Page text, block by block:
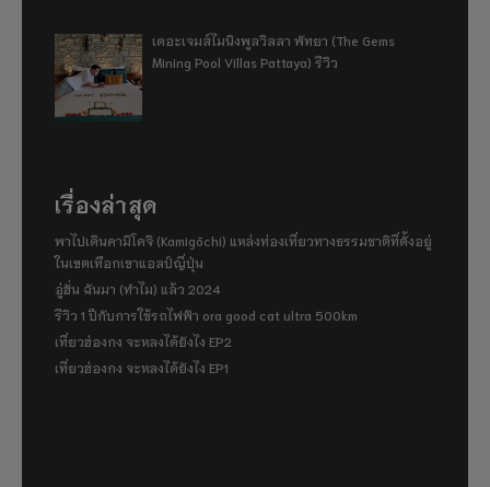
เดอะเจมส์ไมนิงพูลวิลลา พัทยา (The Gems
Mining Pool Villas Pattaya) รีวิว
เรื่องล่าสุด
พาไปเดินคามิโคจิ (Kamigōchi) แหล่งท่องเที่ยวทางธรรมชาติที่ตั้งอยู่
ในเขตเทือกเขาแอลป์ญี่ปุ่น
อู่ฮั่น ฉันมา (ทำไม) แล้ว 2024
รีวิว 1 ปีกับการใช้รถไฟฟ้า ora good cat ultra 500km
เที่ยวฮ่องกง จะหลงได้ยังไง EP2
เที่ยวฮ่องกง จะหลงได้ยังไง EP1